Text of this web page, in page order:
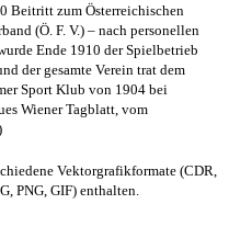
Beitritt zum Österreichischen
(Ö. F. V.) – nach personellen
Ende 1910 der Spielbetrieb
der gesamte Verein trat dem
Sport Klub von 1904 bei
Wiener Tagblatt, vom
Vektorgrafikformate (CDR,
PNG, GIF) enthalten.